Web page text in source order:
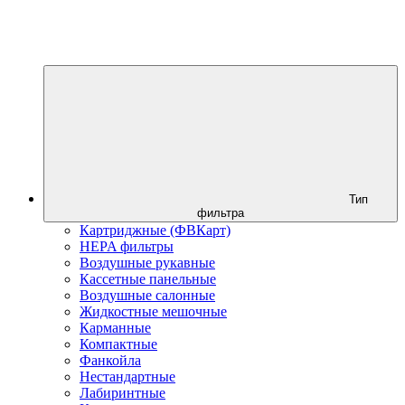
фильтра
Картриджные (ФВКарт)
HEPA фильтры
Воздушные рукавные
Кассетные панельные
Воздушные салонные
Жидкостные мешочные
Карманные
Компактные
Фанкойла
Нестандартные
Лабиринтные